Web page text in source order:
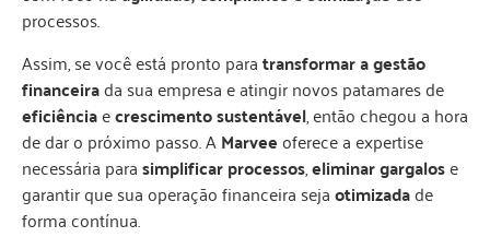
processos.
Assim, se você está pronto paratransformar a gestão
financeirada sua empresa e atingir novos patamares de
eficiênciaecrescimento sustentável, então chegou a hora
de dar o próximo passo. AMarveeoferece a expertise
necessária parasimplificar processos,eliminar gargalose
garantir que sua operação financeira sejaotimizadade
forma contínua.